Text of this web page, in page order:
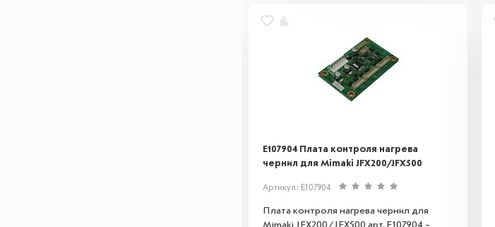
E107904 Плата контроля нагрева
чернил для Mimaki JFX200/JFX500
Артикул: E107904
Плата контроля нагрева чернил для
Mimaki JFX200/JFX500 арт. E107904 –